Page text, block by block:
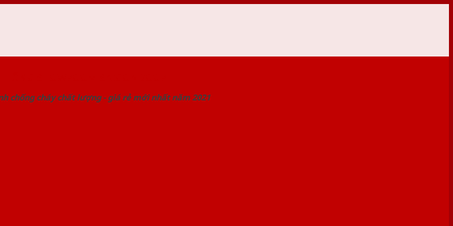
chống cháy chất lượng - giá rẻ mới nhất năm 2021